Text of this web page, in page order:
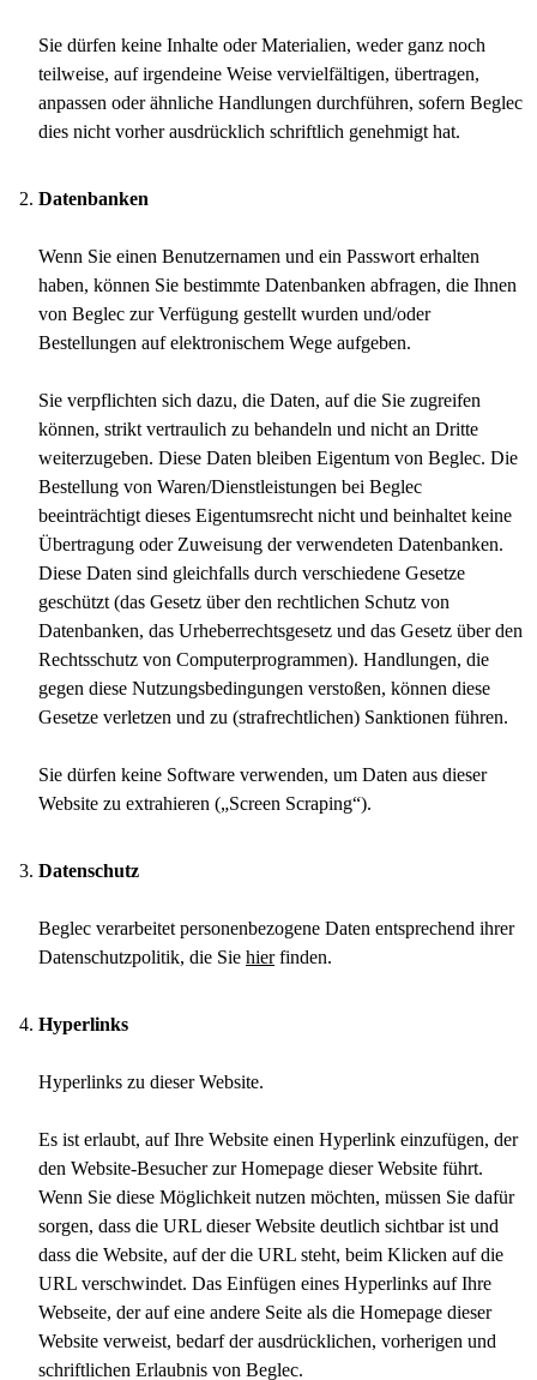
Sie dürfen keine Inhalte oder Materialien, weder ganz noch
teilweise, auf irgendeine Weise vervielfältigen, übertragen,
anpassen oder ähnliche Handlungen durchführen, sofern Beglec
dies nicht vorher ausdrücklich schriftlich genehmigt hat.
Datenbanken
Wenn Sie einen Benutzernamen und ein Passwort erhalten
haben, können Sie bestimmte Datenbanken abfragen, die Ihnen
von Beglec zur Verfügung gestellt wurden und/oder
Bestellungen auf elektronischem Wege aufgeben.
Sie verpflichten sich dazu, die Daten, auf die Sie zugreifen
können, strikt vertraulich zu behandeln und nicht an Dritte
weiterzugeben. Diese Daten bleiben Eigentum von Beglec. Die
Bestellung von Waren/Dienstleistungen bei Beglec
beeinträchtigt dieses Eigentumsrecht nicht und beinhaltet keine
Übertragung oder Zuweisung der verwendeten Datenbanken.
Diese Daten sind gleichfalls durch verschiedene Gesetze
geschützt (das Gesetz über den rechtlichen Schutz von
Datenbanken, das Urheberrechtsgesetz und das Gesetz über den
Rechtsschutz von Computerprogrammen). Handlungen, die
gegen diese Nutzungsbedingungen verstoßen, können diese
Gesetze verletzen und zu (strafrechtlichen) Sanktionen führen.
Sie dürfen keine Software verwenden, um Daten aus dieser
Website zu extrahieren („Screen Scraping“).
Datenschutz
Beglec verarbeitet personenbezogene Daten entsprechend ihrer
Datenschutzpolitik, die Sie hierfinden.
Hyperlinks
Hyperlinks zu dieser Website.
Es ist erlaubt, auf Ihre Website einen Hyperlink einzufügen, der
den Website-Besucher zur Homepage dieser Website führt.
Wenn Sie diese Möglichkeit nutzen möchten, müssen Sie dafür
sorgen, dass die URL dieser Website deutlich sichtbar ist und
dass die Website, auf der die URL steht, beim Klicken auf die
URL verschwindet. Das Einfügen eines Hyperlinks auf Ihre
Webseite, der auf eine andere Seite als die Homepage dieser
Website verweist, bedarf der ausdrücklichen, vorherigen und
schriftlichen Erlaubnis von Beglec.